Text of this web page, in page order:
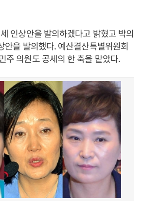
인상안을 발의하겠다고 밝혔고 박의
안을 발의했다. 예산결산특별위원회
주 의원도 공세의 한 축을 맡았다.